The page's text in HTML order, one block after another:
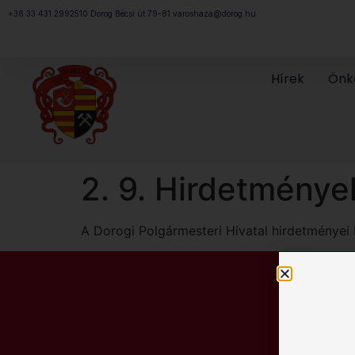
+36 33 431 2992510 Dorog Bécsi út 79-81. varoshaza@dorog.hu
Hírek
2. 9.
A Dorogi Polgármesteri Hivatal hirdetményei